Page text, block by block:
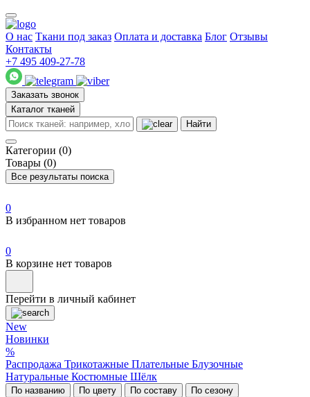
О нас Ткани под заказ Оплата и доставка Блог Отзывы
Контакты
+7 495 409-27-78
Заказать звонок
Каталог тканей
Найти
Категории (0)
Товары (0)
Все результаты поиска
0
В избранном нет товаров
0
В корзине нет товаров
Перейти в личный кабинет
New
Новинки
%
Распродажа Трикотажные Плательные Блузочные
Натуральные Костюмные Шёлк
По названию По цвету По составу По сезону